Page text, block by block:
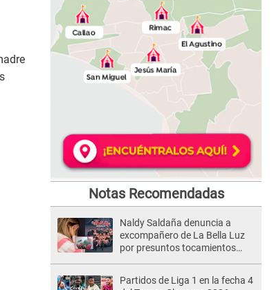
Notas Recomendadas
Naldy Saldaña denuncia a
excompañero de La Bella Luz
por presuntos tocamientos
Partidos de Liga 1 en la fecha 4